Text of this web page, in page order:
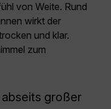
von Weite. Rund
wirkt der
und klar.
zum
großer